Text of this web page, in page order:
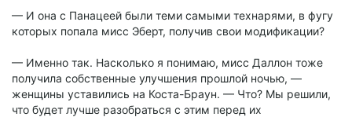
— И она с Панацеей были теми самыми технарями, в фугу
которых попала мисс Эберт, получив свои модификации?
— Именно так. Насколько я понимаю, мисс Даллон тоже
получила собственные улучшения прошлой ночью, —
женщины уставились на Коста-Браун. — Что? Мы решили,
что будет лучше разобраться с этим перед их